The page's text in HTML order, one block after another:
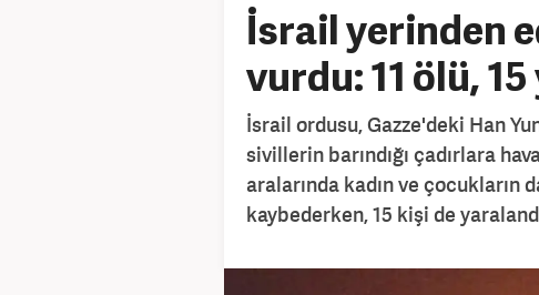
İsrail yerinden
vurdu: 11 ölü, 15
İsrail ordusu, Gazze'deki Han
sivillerin barındığı çadırlara
aralarında kadın ve çocukların
kaybederken, 15 kişi de